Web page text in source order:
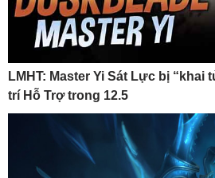
LMHT: Master Yi Sát Lực bị “khai
trí Hỗ Trợ trong 12.5